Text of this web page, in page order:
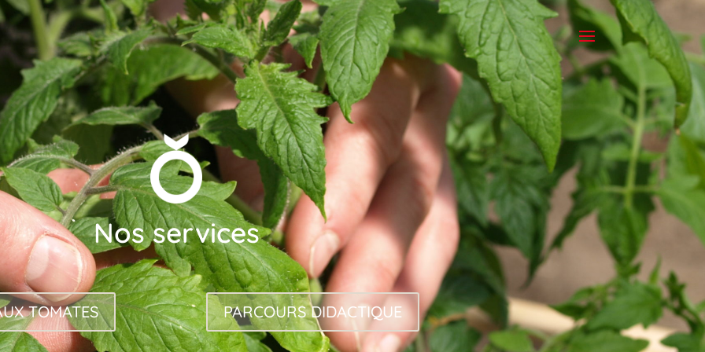
Nos services
TOMATES PARCOURS DIDACTIQUE